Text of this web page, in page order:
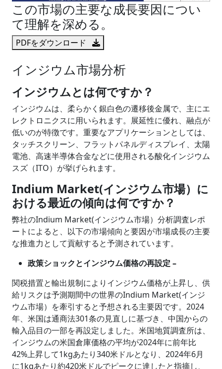
この市場の主要な成長要因につい
て理解を深める。
PDFをダウンロード
インジウム市場分析
インジウムとは何ですか？
インジウムは、柔らかく銀白色の遷移後金属で、主にエ
レクトロニクスに用いられます。展延性に優れ、融点が
低いのが特徴です。重要なアプリケーションとしては、
タッチスクリーン、フラットパネルディスプレイ、太陽
電池、高速半導体合金などに使用される酸化インジウム
スズ（ITO）が挙げられます。
Indium Market(インジウム市場）に
おける最近の傾向は何ですか？
弊社のIndium Market(インジウム市場）分析調査レポ
ートによると、以下の市場傾向と要因が市場成長の主要
な推進力として貢献すると予測されています。
政策ショックとインジウム価格の再設定 –
関税措置と輸出規制によりインジウム価格が上昇し、供
給リスクは予測期間中の世界のIndium Market(インジ
ウム市場）を牽引すると予想される主要因です。2024
年、米国は通商法301条の見直しに基づき、中国からの
輸入品目の一部を再設定しました。米国地質調査所は、
インジウムの米国倉庫価格の平均が2024年に前年比
42%上昇して1kgあたり340米ドルとなり、2024年6月
に1kgあたり約420米ドルでピークに達したと指摘し、